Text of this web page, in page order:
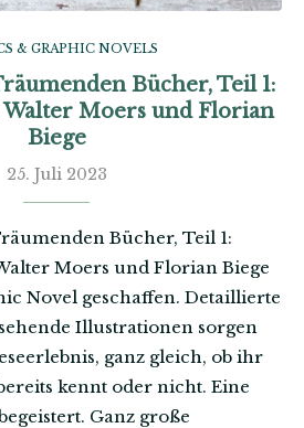
& GRAPHIC NOVELS
Bücher, Teil 1:
Walter Moers und Florian
Biege
25. Juli 2023
Bücher, Teil 1:
Moers und Florian Biege
Novel geschaffen. Detaillierte
Illustrationen sorgen
ganz gleich, ob ihr
kennt oder nicht. Eine
Ganz große